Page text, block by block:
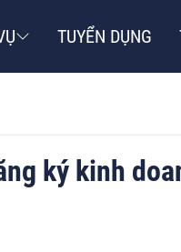
TUYỂN DỤNG
ký kinh